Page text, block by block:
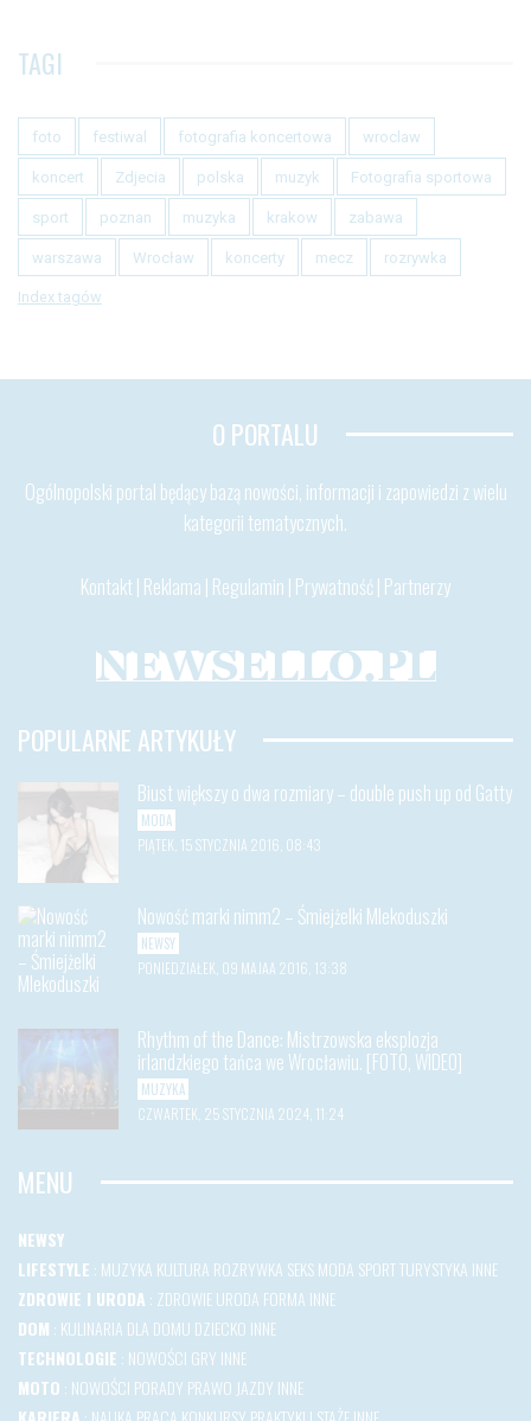
TAGI
foto festiwal fotografia koncertowa wroclaw
koncert Zdjecia polska muzyk Fotografia sportowa
sport poznan muzyka krakow zabawa
warszawa Wrocław koncerty mecz rozrywka
Index tagów
O PORTALU
Ogólnopolski portal będący bazą nowości, informacji i zapowiedzi z wielu
kategorii tematycznych.
Kontakt | Reklama | Regulamin | Prywatność| Partnerzy
POPULARNE ARTYKUŁY
Biust większy o dwa rozmiary – double push up od Gatty
MODA
PIĄTEK, 15 STYCZNIA 2016, 08:43
Nowość marki nimm2 – Śmiejżelki Mlekoduszki
NEWSY
PONIEDZIAŁEK, 09 MAJAA 2016, 13:38
Rhythm of the Dance: Mistrzowska eksplozja
irlandzkiego tańca we Wrocławiu. [FOTO, WIDEO]
MUZYKA
CZWARTEK, 25 STYCZNIA 2024, 11:24
MENU
NEWSY
LIFESTYLE : MUZYKA KULTURA ROZRYWKA SEKSMODA SPORTTURYSTYKA INNE
ZDROWIE I URODA : ZDROWIEURODA FORMA INNE
DOM : KULINARIA DLA DOMU DZIECKO INNE
TECHNOLOGIE : NOWOŚCI GRY INNE
MOTO : NOWOŚCI PORADY PRAWO JAZDY INNE